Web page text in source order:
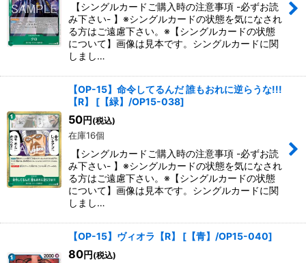
【シングルカードご購入時の注意事項 -必ずお読
み下さい- 】※シングルカードの状態を気になされ
る方はご遠慮下さい。※【シングルカードの状態
について】画像は見本です。シングルカードに関
しまし…
【OP-15】命令してるんだ 誰もおれに逆らうな!!!
【R】
[ 【緑】/OP15-038]
50円 (税込)
在庫16個
【シングルカードご購入時の注意事項 -必ずお読
み下さい- 】※シングルカードの状態を気になされ
る方はご遠慮下さい。※【シングルカードの状態
について】画像は見本です。シングルカードに関
しまし…
【OP-15】ヴィオラ【R】 [ 【青】/OP15-040]
80円 (税込)